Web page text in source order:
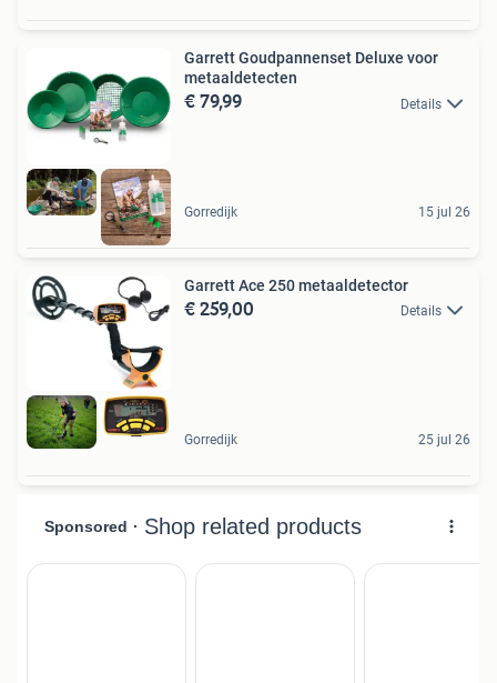
Garrett Goudpannenset Deluxe voor
metaaldetecten
€ 79,99 Details
Gorredijk 15 jul 26
Garrett Ace 250 metaaldetector
€ 259,00 Details
Gorredijk 25 jul 26